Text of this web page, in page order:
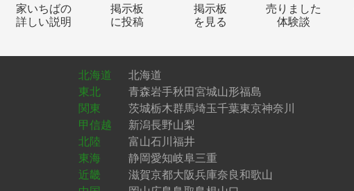
家いちばの
詳しい説明
掲示板
に投稿
掲示板
を見る
売りました
体験談
北海道
北海道
東北
青森岩手秋田宮城山形福島
関東
茨城栃木群馬埼玉千葉東京神奈川
甲信越
新潟長野山梨
北陸
富山石川福井
東海
静岡愛知岐阜三重
近畿
滋賀京都大阪兵庫奈良和歌山